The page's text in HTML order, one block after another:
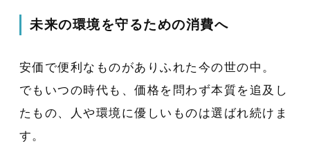
未来の環境を守るための消費へ
安価で便利なものがありふれた今の世の中。
でもいつの時代も、価格を問わず本質を追及し
たもの、人や環境に優しいものは選ばれ続けま
す。